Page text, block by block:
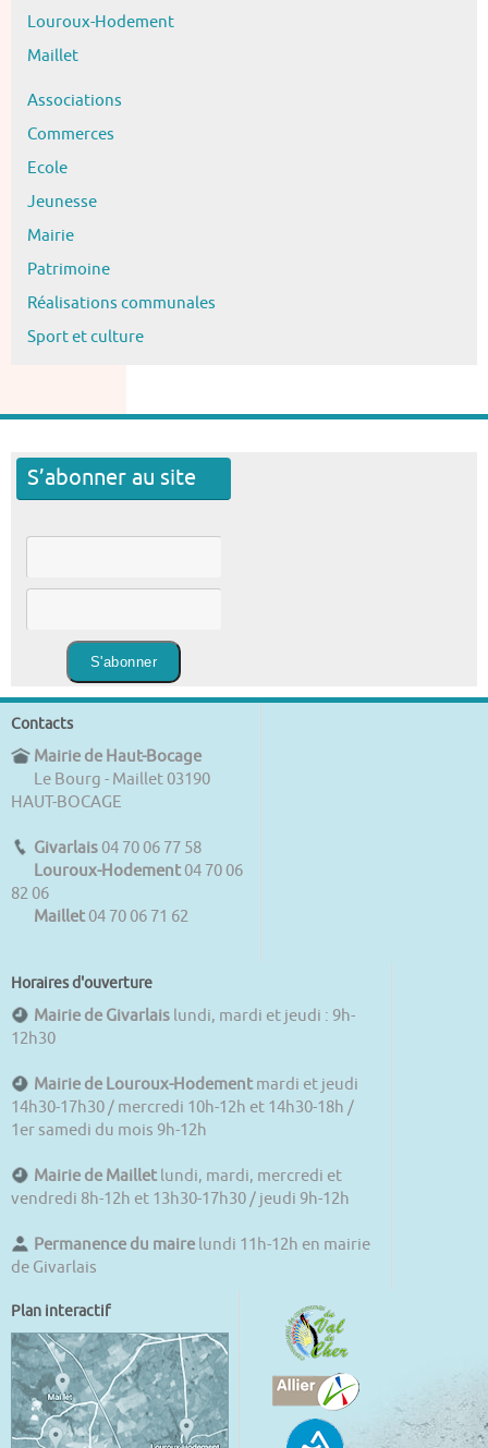
Louroux-Hodement
Maillet
Associations
Commerces
Ecole
Jeunesse
Mairie
Patrimoine
Réalisations communales
Sport et culture
S’abonner au site
Contacts
Mairie de Haut-Bocage
Le Bourg - Maillet 03190
HAUT-BOCAGE
Givarlais 04 70 06 77 58
Louroux-Hodement 04 70 06
82 06
Maillet 04 70 06 71 62
Horaires d'ouverture
Mairie de Givarlais lundi, mardi et jeudi : 9h-
12h30
Mairie de Louroux-Hodement mardi et jeudi
14h30-17h30 / mercredi 10h-12h et 14h30-18h /
1er samedi du mois 9h-12h
Mairie de Maillet lundi, mardi, mercredi et
vendredi 8h-12h et 13h30-17h30 / jeudi 9h-12h
Permanence du maire lundi 11h-12h en mairie
de Givarlais
Plan interactif